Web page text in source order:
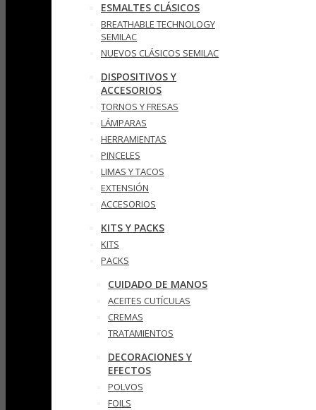
ESMALTES CLÁSICOS
BREATHABLE TECHNOLOGY
SEMILAC
NUEVOS CLÁSICOS SEMILAC
DISPOSITIVOS Y
ACCESORIOS
TORNOS Y FRESAS
LÁMPARAS
HERRAMIENTAS
PINCELES
LIMAS Y TACOS
EXTENSIÓN
ACCESORIOS
KITS Y PACKS
KITS
PACKS
CUIDADO DE MANOS
ACEITES CUTÍCULAS
CREMAS
TRATAMIENTOS
DECORACIONES Y
EFECTOS
POLVOS
FOILS